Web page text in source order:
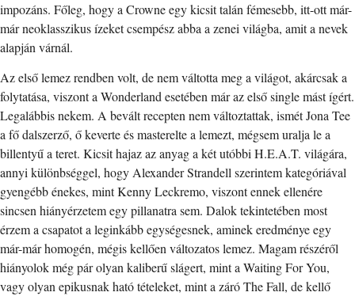
impozáns. Főleg, hogy a Crowne egy kicsit talán fémesebb, itt-ott már-
már neoklasszikus ízeket csempész abba a zenei világba, amit a nevek
alapján várnál.
Az első lemez rendben volt, de nem váltotta meg a világot, akárcsak a
folytatása, viszont a Wonderland esetében már az első single mást ígért.
Legalábbis nekem. A bevált recepten nem változtattak, ismét Jona Tee
a fő dalszerző, ő keverte és masterelte a lemezt, mégsem uralja le a
billentyű a teret. Kicsit hajaz az anyag a két utóbbi H.E.A.T. világára,
annyi különbséggel, hogy Alexander Strandell szerintem kategóriával
gyengébb énekes, mint Kenny Leckremo, viszont ennek ellenére
sincsen hiányérzetem egy pillanatra sem. Dalok tekintetében most
érzem a csapatot a leginkább egységesnek, aminek eredménye egy
már-már homogén, mégis kellően változatos lemez. Magam részéről
hiányolok még pár olyan kaliberű slágert, mint a Waiting For You,
vagy olyan epikusnak ható tételeket, mint a záró The Fall, de kellő